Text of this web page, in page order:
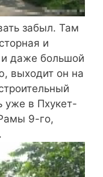
забыл. Там
и
и даже большой
выходит он на
уже в Пхукет-
9-го,